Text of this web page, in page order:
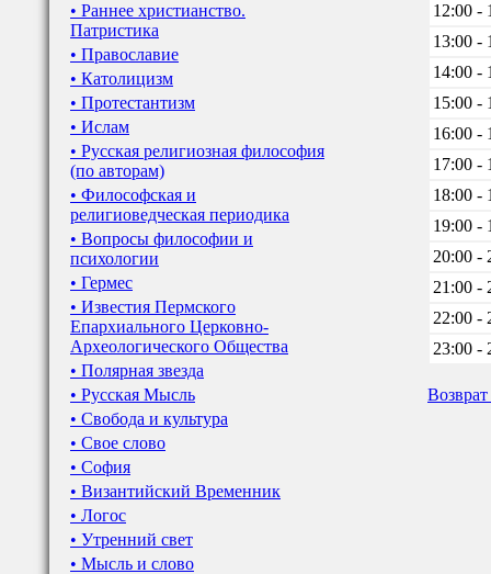
• Раннее христианство.
Патристика
• Православие
• Католицизм
• Протестантизм
• Ислам
• Русская религиозная философия
(по авторам)
• Философская и
религиоведческая периодика
• Вопросы философии и
психологии
• Гермес
• Известия Пермского
Епархиального Церковно-
Археологического Общества
• Полярная звезда
• Русская Мысль
• Свобода и культура
• Свое слово
• София
• Византийский Временник
• Логос
• Утренний свет
• Мысль и слово
12:00 -
13:00 -
14:00 -
15:00 -
16:00 -
17:00 -
18:00 -
19:00 -
20:00 -
21:00 -
22:00 -
23:00 -
Возврат